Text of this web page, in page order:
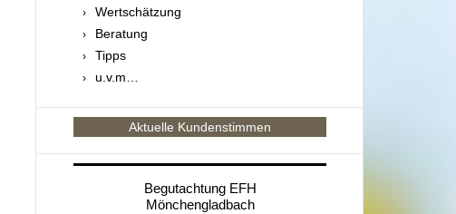
Wertschätzung
Beratung
Tipps
u.v.m…
Aktuelle Kundenstimmen
Begutachtung EFH
Mönchengladbach